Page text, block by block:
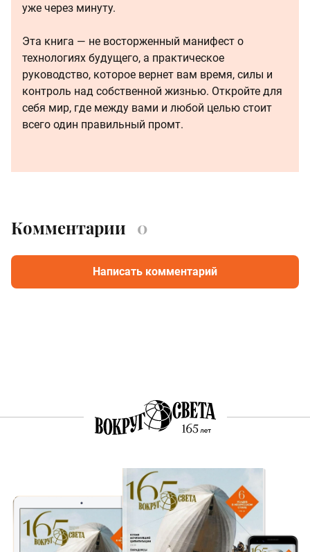
уже через минуту.
Эта книга — не восторженный манифест о
технологиях будущего, а практическое
руководство, которое вернет вам время, силы и
контроль над собственной жизнью. Откройте для
себя мир, где между вами и любой целью стоит
всего один правильный промт.
Комментарии 0
Написать комментарий